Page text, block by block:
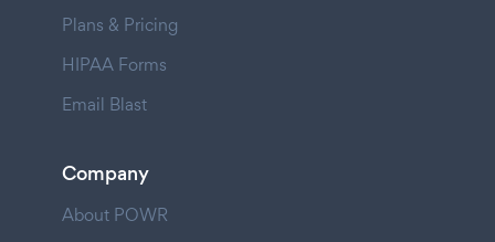
Plans & Pricing
HIPAA Forms
Email Blast
Company
About POWR